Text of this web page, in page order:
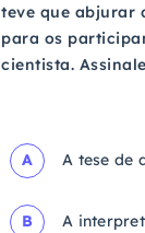
teve que abjurar
para os
cientista.
A A tese de
B A